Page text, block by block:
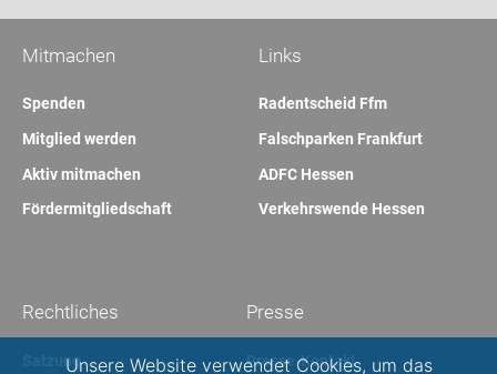
Links
Radentscheid Ffm
Falschparken Frankfurt
ADFC Hessen
Verkehrswende Hessen
Mitmachen
Spenden
Mitglied werden
Aktiv mitmachen
Fördermitgliedschaft
Presse
Presse-Kontakt
Rechtliches
SatzungUnsere Website verwendet Cookies, um das